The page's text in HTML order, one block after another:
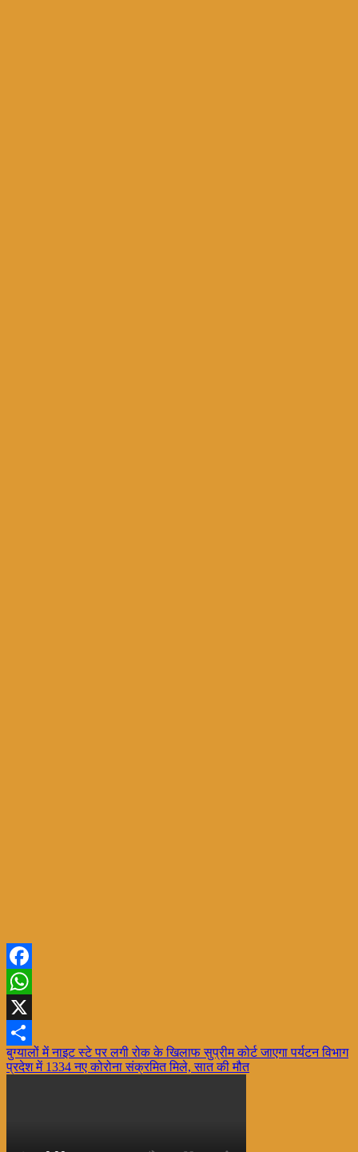
Facebook
WhatsApp
X
Share
Post
navigation
बुग्यालों में नाइट स्टे पर लगी रोक के खिलाफ सुप्रीम कोर्ट जाएगा पर्यटन विभाग
प्रदेश में 1334 नए कोरोना संक्रमित मिले, सात की मौत